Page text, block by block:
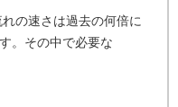
の速さは過去の何倍に
。その中で必要な